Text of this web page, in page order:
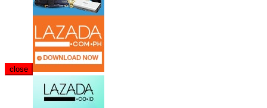
close